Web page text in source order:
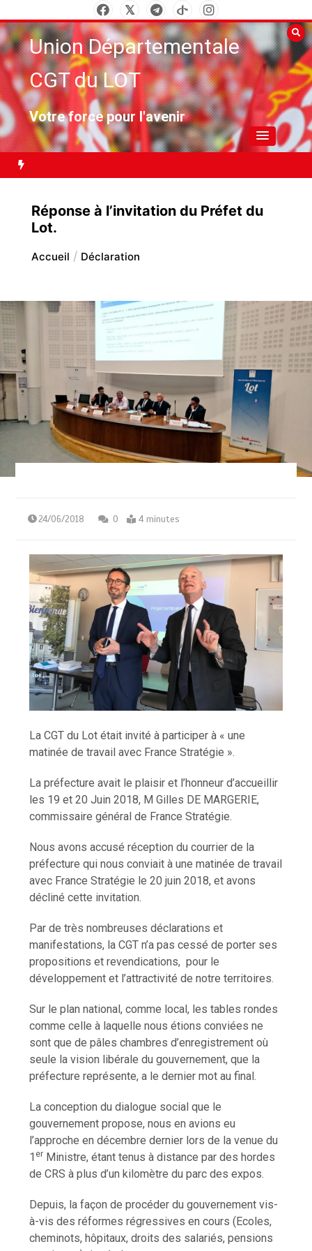
au
contenuUnion Départementale
CGT du LOT
Votre force pour l'avenir
internationale
Réponse à l’invitation du Préfet du
Lot.
Accueil Déclaration
24/06/2018 0 4 minutes
La CGT du Lot était invité à participer à « une
matinée de travail avec France Stratégie ».
La préfecture avait le plaisir et l’honneur d’accueillir
les 19 et 20 Juin 2018, M Gilles DE MARGERIE,
commissaire général de France Stratégie.
Nous avons accusé réception du courrier de la
préfecture qui nous conviait à une matinée de travail
avec France Stratégie le 20 juin 2018, et avons
décliné cette invitation.
Par de très nombreuses déclarations et
manifestations, la CGT n’a pas cessé de porter ses
propositions et revendications, pour le
développement et l’attractivité de notre territoires.
Sur le plan national, comme local, les tables rondes
comme celle à laquelle nous étions conviées ne
sont que de pâles chambres d’enregistrement où
seule la vision libérale du gouvernement, que la
préfecture représente, a le dernier mot au final.
La conception du dialogue social que le
gouvernement propose, nous en avions eu
l’approche en décembre dernier lors de la venue du
1 er Ministre, étant tenus à distance par des hordes
de CRS à plus d’un kilomètre du parc des expos.
Depuis, la façon de procéder du gouvernement vis-
à-vis des réformes régressives en cours (Ecoles,
cheminots, hôpitaux, droits des salariés, pensions